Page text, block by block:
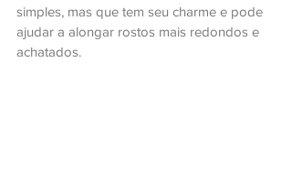
simples, mas que tem seu charme e pode
ajudar a alongar rostos mais redondos e
achatados.